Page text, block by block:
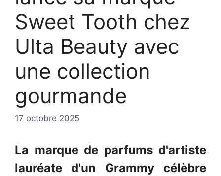
Sweet Tooth chez
Ulta Beauty avec
une collection
gourmande
17 octobre 2025
La marque de parfums d'artiste
lauréate d'un Grammy célèbre